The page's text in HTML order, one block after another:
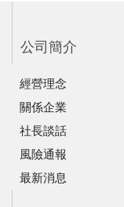
公司簡介
經營理念
關係企業
社長談話
風險通報
最新消息